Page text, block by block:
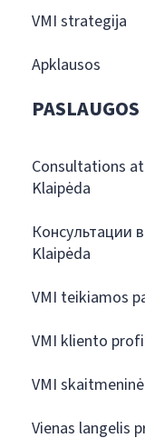
VMI strategija
Apklausos
PASLAUGOS
Consultations
Klaipėda
Консультации
Klaipėda
VMI teikiamos
VMI kliento
VMI
Vienas langelis